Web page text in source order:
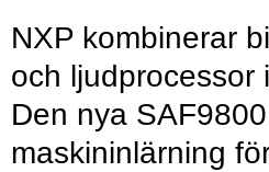
NXP kombinerar
och ljudprocessor
Den nya
maskininlärning